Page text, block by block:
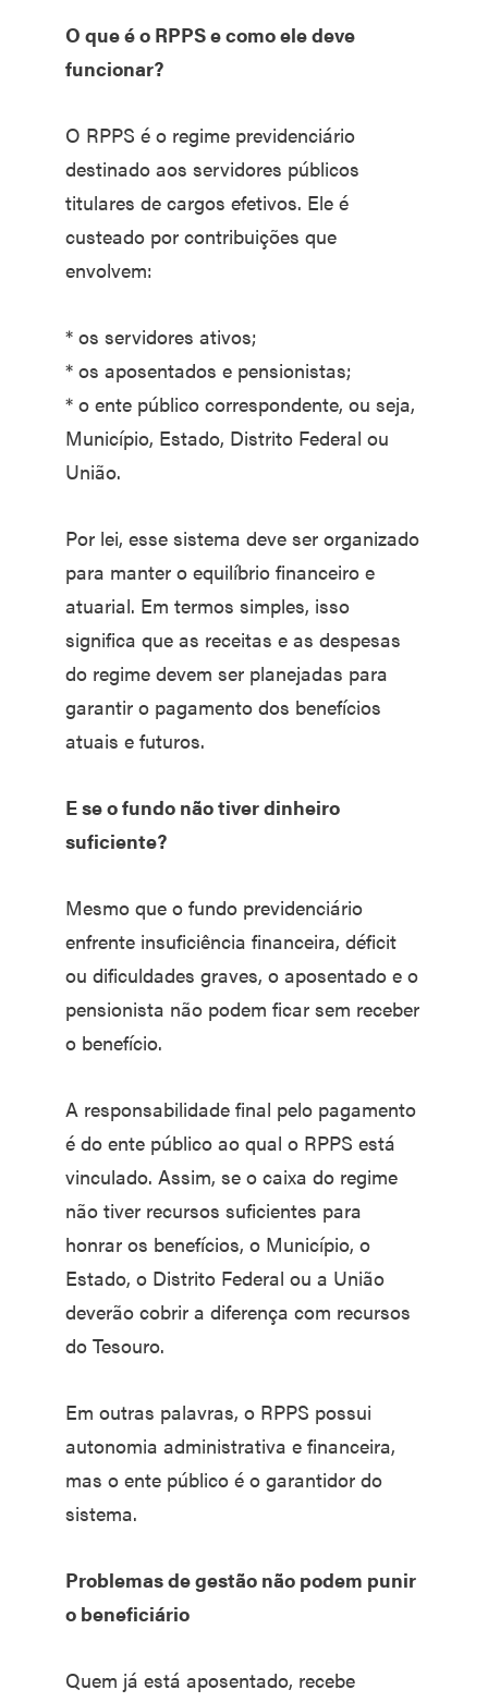
O que é o RPPS e como ele deve
funcionar?
O RPPS é o regime previdenciário
destinado aos servidores públicos
titulares de cargos efetivos. Ele é
custeado por contribuições que
envolvem:
* os servidores ativos;
* os aposentados e pensionistas;
* o ente público correspondente, ou seja,
Município, Estado, Distrito Federal ou
União.
Por lei, esse sistema deve ser organizado
para manter o equilíbrio financeiro e
atuarial. Em termos simples, isso
significa que as receitas e as despesas
do regime devem ser planejadas para
garantir o pagamento dos benefícios
atuais e futuros.
E se o fundo não tiver dinheiro
suficiente?
Mesmo que o fundo previdenciário
enfrente insuficiência financeira, déficit
ou dificuldades graves, o aposentado e o
pensionista não podem ficar sem receber
o benefício.
A responsabilidade final pelo pagamento
é do ente público ao qual o RPPS está
vinculado. Assim, se o caixa do regime
não tiver recursos suficientes para
honrar os benefícios, o Município, o
Estado, o Distrito Federal ou a União
deverão cobrir a diferença com recursos
do Tesouro.
Em outras palavras, o RPPS possui
autonomia administrativa e financeira,
mas o ente público é o garantidor do
sistema.
Problemas de gestão não podem punir
o beneficiário
Quem já está aposentado, recebe